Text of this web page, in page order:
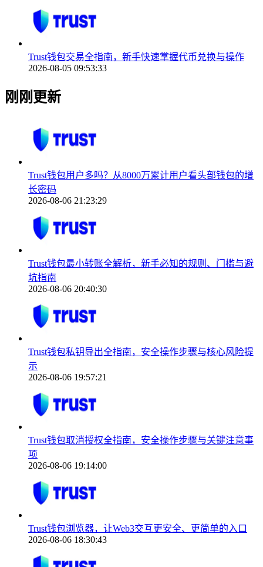
Trust钱包交易全指南，新手快速掌握代币兑换与操作
2026-08-05 09:53:33
刚刚更新
Trust钱包用户多吗？从8000万累计用户看头部钱包的增
长密码
2026-08-06 21:23:29
Trust钱包最小转账全解析，新手必知的规则、门槛与避
坑指南
2026-08-06 20:40:30
Trust钱包私钥导出全指南，安全操作步骤与核心风险提
示
2026-08-06 19:57:21
Trust钱包取消授权全指南，安全操作步骤与关键注意事
项
2026-08-06 19:14:00
Trust钱包浏览器，让Web3交互更安全、更简单的入口
2026-08-06 18:30:43